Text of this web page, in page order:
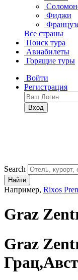
Фиджи
Все страны
Поиск тура
Авиабилеты
Горящие туры
Войти
Регистрация
Вход
Search
Найти
Например, Rixos
Graz
Graz